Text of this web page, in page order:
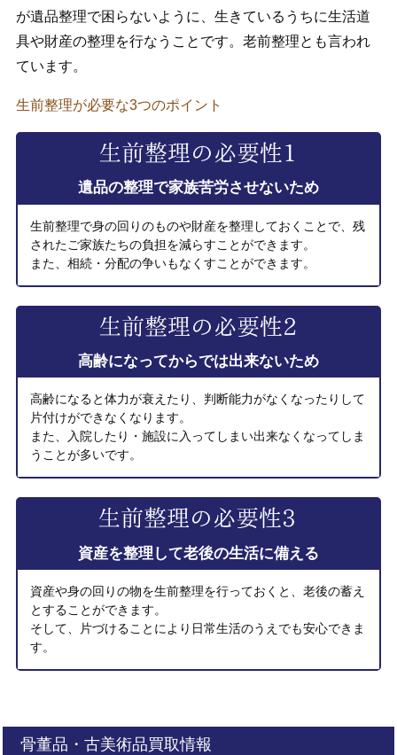
が遺品整理で困らないように、生きているうちに生活道
具や財産の整理を行なうことです。老前整理とも言われ
ています。
生前整理が必要な3つのポイント
遺品の整理で家族苦労させないため
生前整理で身の回りのものや財産を整理しておくことで、残
されたご家族たちの負担を減らすことができます。
また、相続・分配の争いもなくすことができます。
高齢になってからでは出来ないため
高齢になると体力が衰えたり、判断能力がなくなったりして
片付けができなくなります。
また、入院したり・施設に入ってしまい出来なくなってしま
うことが多いです。
資産を整理して老後の生活に備える
資産や身の回りの物を生前整理を行っておくと、老後の蓄え
とすることができます。
そして、片づけることにより日常生活のうえでも安心できま
す。
骨董品・古美術品買取情報